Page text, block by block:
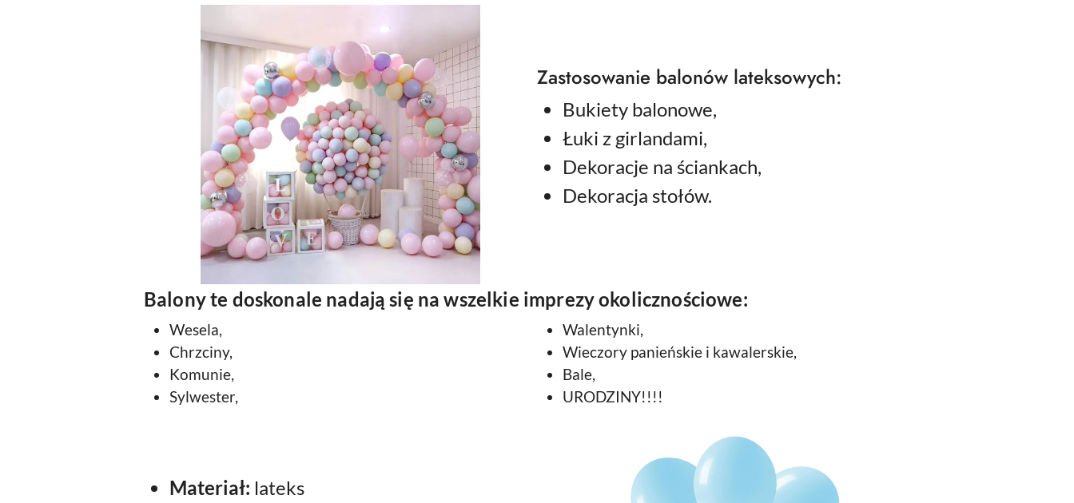
Zastosowanie balonów lateksowych:
Bukiety balonowe,
Łuki z girlandami,
Dekoracje na ściankach,
Dekoracja stołów.
Balony te doskonale nadają się na wszelkie imprezy okolicznościowe:
Wesela,
Chrzciny,
Komunie,
Sylwester,
Walentynki,
Wieczory panieńskie i kawalerskie,
Bale,
URODZINY!!!!
Materiał: lateks